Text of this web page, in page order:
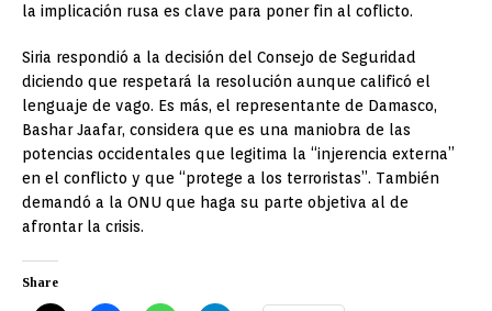
la implicación rusa es clave para poner fin al coflicto.
Siria respondió a la decisión del Consejo de Seguridad
diciendo que respetará la resolución aunque calificó el
lenguaje de vago. Es más, el representante de Damasco,
Bashar Jaafar, considera que es una maniobra de las
potencias occidentales que legitima la “injerencia externa”
en el conflicto y que “protege a los terroristas”. También
demandó a la ONU que haga su parte objetiva al de
afrontar la crisis.
Share